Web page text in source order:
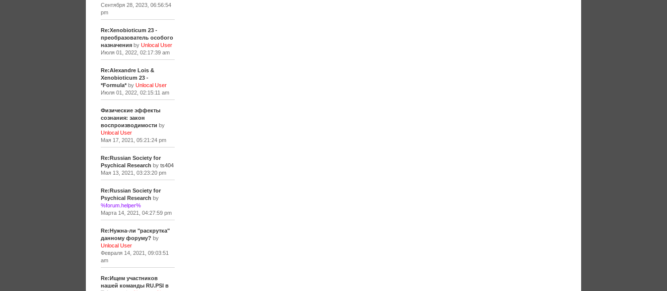
Сентября 28, 2023, 06:56:54
pm
Re:Xenobioticum 23 -
преобразователь особого
назначенияby Unlocal User
Июля 01, 2022, 02:17:39 am
Re:Alexandre Lois &
Xenobioticum 23 -
*Formula*by Unlocal User
Июля 01, 2022, 02:15:11 am
Физические эффекты
сознания: закон
воспроизводимости by
Unlocal User
Мая 17, 2021, 05:21:24 pm
Re:Russian Society for
Psychical Research by ts404
Мая 13, 2021, 03:23:20 pm
Re:Russian Society for
Psychical Research by
%forum.helper%
Марта 14, 2021, 04:27:59 pm
Re:Нужна-ли "раскрутка"
данному форуму? by
Unlocal User
Февраля 14, 2021, 09:03:51
am
Re:Ищем участников
нашей команды RU.PSI в